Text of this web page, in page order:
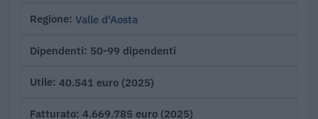
Regione Valle d'Aosta
Dipendenti 50-99 dipendenti
Utile 40.541 euro (2025)
Fatturato 4.669.785 euro (2025)